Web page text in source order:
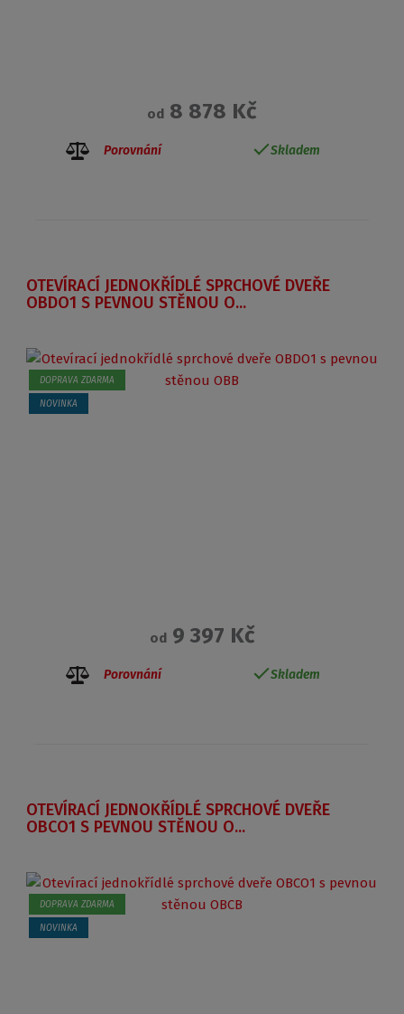
od 8 878 Kč
Porovnání Skladem
OTEVÍRACÍ JEDNOKŘÍDLÉ SPRCHOVÉ DVEŘE
OBDO1 S PEVNOU STĚNOU O...
DOPRAVA ZDARMA
NOVINKA
od9 397 Kč
Porovnání Skladem
OTEVÍRACÍ JEDNOKŘÍDLÉ SPRCHOVÉ DVEŘE
OBCO1 S PEVNOU STĚNOU O...
DOPRAVA ZDARMA
NOVINKA